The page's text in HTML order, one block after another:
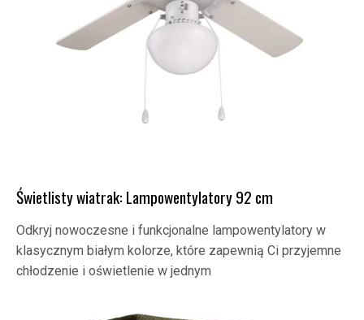
Świetlisty wiatrak: Lampowentylatory 92 cm
Odkryj nowoczesne i funkcjonalne lampowentylatory w
klasycznym białym kolorze, które zapewnią Ci przyjemne
chłodzenie i oświetlenie w jednym